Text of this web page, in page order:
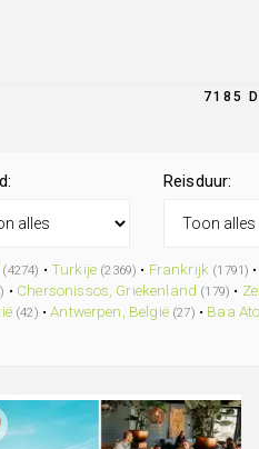
7185
Reisduur:
(4274) • Turkije (2369) • Frankrijk (1791) •
• Chersonissos, Griekenland (179) •
(42) •Antwerpen, België (27) • Baa